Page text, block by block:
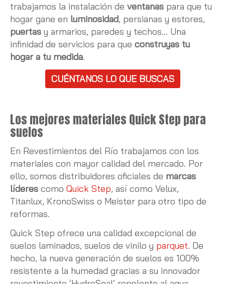
trabajamos la instalación de ventanas para que tu
hogar gane en luminosidad, persianas y estores,
puertas y armarios, paredes y techos… Una
infinidad de servicios para que construyas tu
hogar a tu medida.
CUÉNTANOS LO QUE BUSCAS
Los mejores materiales Quick Step para
suelos
En Revestimientos del Río trabajamos con los
materiales con mayor calidad del mercado. Por
ello, somos distribuidores oficiales de marcas
líderes como Quick Step, así como Velux,
Titanlux, KronoSwiss o Meister para otro tipo de
reformas.
Quick Step ofrece una calidad excepcional de
suelos laminados, suelos de vinilo y parquet. De
hecho, la nueva generación de suelos es 100%
resistente a la humedad gracias a su innovador